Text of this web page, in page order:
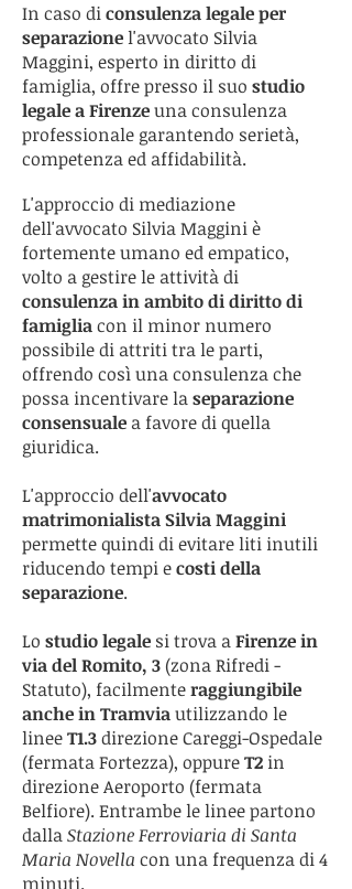
In caso diconsulenza legale per
separazionel'avvocato Silvia
Maggini, esperto in diritto di
famiglia, offre presso il suo studio
legale a Firenzeuna consulenza
professionale garantendo serietà,
competenza ed affidabilità.
L'approccio di mediazione
dell'avvocato Silvia Maggini è
fortemente umano ed empatico,
volto a gestire le attività di
consulenza in ambito di diritto di
famigliacon il minor numero
possibile di attriti tra le parti,
offrendo così una consulenza che
possa incentivare laseparazione
consensuale a favore di quella
giuridica.
L'approccio dell'avvocato
matrimonialista Silvia Maggini
permette quindi di evitare liti inutili
riducendo tempi ecosti della
separazione.
Lo studio legale si trova aFirenze in
via del Romito, 3(zona Rifredi -
Statuto), facilmenteraggiungibile
anche in Tramviautilizzando le
lineeT1.3direzione Careggi-Ospedale
(fermata Fortezza), oppureT2 in
direzione Aeroporto (fermata
Belfiore). Entrambe le linee partono
dallaStazione Ferroviaria di Santa
Maria Novella con una frequenza di 4
minuti.